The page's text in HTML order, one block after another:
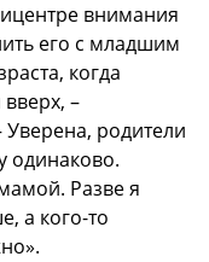
внимания
его с младшим
когда
–
Уверена, родители
одинаково.
Разве я
а кого-то